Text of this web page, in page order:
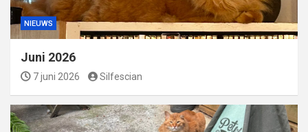
NIEUWS
Juni 2026
7 juni 2026 Silfescian